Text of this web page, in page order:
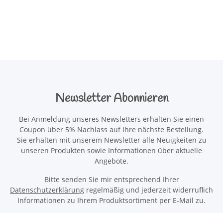
Newsletter Abonnieren
Bei Anmeldung unseres Newsletters erhalten Sie einen
Coupon über 5% Nachlass auf Ihre nächste Bestellung.
Sie erhalten mit unserem Newsletter alle Neuigkeiten zu
unseren Produkten sowie Informationen über aktuelle
Angebote.
Bitte senden Sie mir entsprechend Ihrer
Datenschutzerklärung regelmäßig und jederzeit widerruflich
Informationen zu Ihrem Produktsortiment per E-Mail zu.